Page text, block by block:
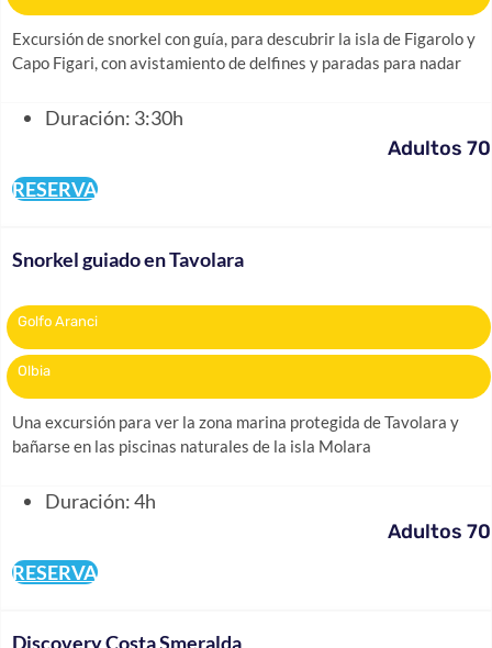
Excursión de snorkel con guía, para descubrir la isla de Figarolo y
Capo Figari, con avistamiento de delfines y paradas para nadar
Duración: 3:30h
Adultos 70
RESERVA
Snorkel guiado en Tavolara
Golfo Aranci
Olbia
Una excursión para ver la zona marina protegida de Tavolara y
bañarse en las piscinas naturales de la isla Molara
Duración: 4h
Adultos 70
RESERVA
Discovery Costa Smeralda